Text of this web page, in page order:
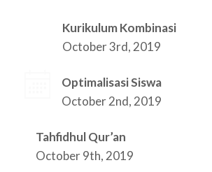
Kurikulum Kombinasi
October 3rd, 2019
Optimalisasi Siswa
October 2nd, 2019
Tahfidhul Qur’an
October 9th, 2019